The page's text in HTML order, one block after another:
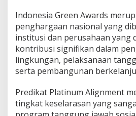
Indonesia Green Awards
penghargaan nasional yang
institusi dan perusahaan yang
kontribusi signifikan dalam
lingkungan, pelaksanaan
serta pembangunan
Predikat Platinum Alignment
tingkat keselarasan yang